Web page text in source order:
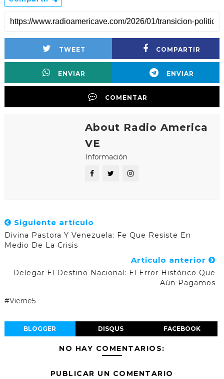
TWEET COMPARTIR
ENVIAR ENVIAR
COMENTAR
About Radio America
VE
Información
Siguiente artículo
Divina Pastora Y Venezuela: Fe Que Resiste En
Medio De La Crisis
Articulo anterior
Delegar El Destino Nacional: El Error Histórico Que
Aún Pagamos
#Vierne5
BLOGGER DISQUS FACEBOOK
NO HAY COMENTARIOS:
PUBLICAR UN COMENTARIO